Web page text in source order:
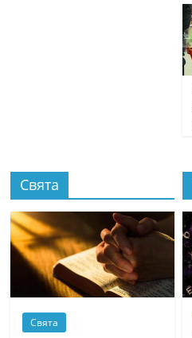
Свята
Свята